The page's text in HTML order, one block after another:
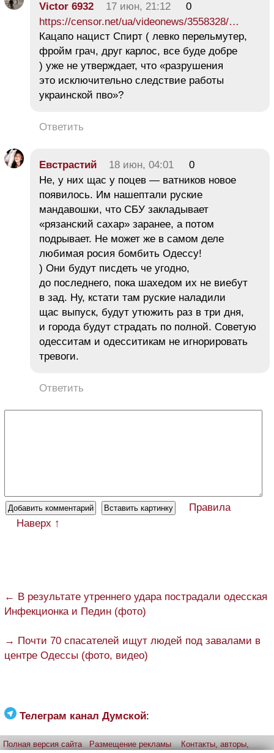
Victor 6932 17 июн, 21:12
0
https://censor.net/ua/videonews/3558328/…
Кацапо нацист Спирт ( левко перельмутер,
фройм грач, друг карлос, все буде добре
) уже не утверждает, что «разрушения
это исключительно следствие работы
украинской пво»?
Ответить
Евстрастий 18 июн, 04:01
0
Не, у них щас у поцев — ватников новое
появилось. Им нашептали руские
мандавошки, что СБУ закладывает
«рязанский сахар» заранее, а потом
подрывает. Не может же в самом деле
любимая росия бомбить Одессу!
) Они будут писдеть че угодно,
до последнего, пока шахедом их не виебут
в зад. Ну, кстати там руские наладили
щас выпуск, будут утюжить раз в три дня,
и города будут страдать по полной. Советую
одесситам и одесситикам не игнорировать
тревоги.
Ответить
Правила
Наверх ↑
← В результате утреннего удара пострадали одесская
Инфекционка и Педин (фото)
→ Почти 70 спасателей ищут людей под завалами в
центре Одессы (фото, видео)
Телеграм канал Думской:
Полная версия сайта Размещение рекламы Контакты, авторы,